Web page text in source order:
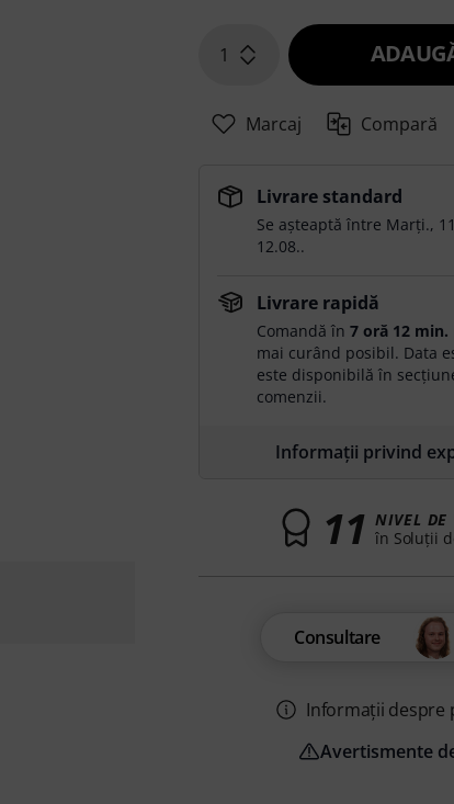
1
Marcaj Compară
Livrare standard
Se așteaptă între Marți.,
12.08..
Livrare rapidă
Comandă în7 oră 12 min.
mai curând posibil. Data
este disponibilă în
comenzii.
Informații privind
11 NIVEL
în Soluţii
Consultare
Informații despre
Avertismente